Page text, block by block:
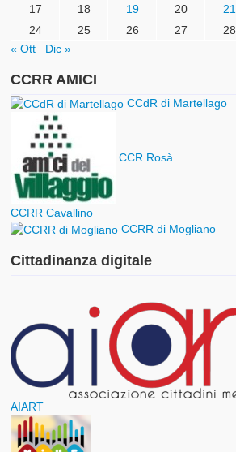
17
18 19 20 21
24
25 26 27 28
« Ott
Dic »
CCRR AMICI
CCdR di Martellago
CCR Rosà
CCRR Cavallino
CCRR di Mogliano
Cittadinanza digitale
AIART